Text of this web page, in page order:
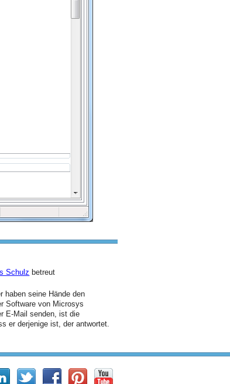
Schulz betreut
haben seine Hände den
Software von Microsys
E-Mail senden, ist die
er derjenige ist, der antwortet.